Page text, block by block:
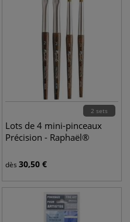
2 sets
Lots de 4 mini-pinceaux
Précision - Raphaël®
dès 30,50 €